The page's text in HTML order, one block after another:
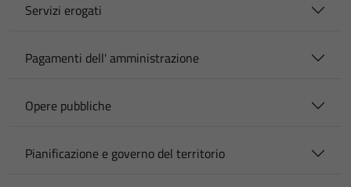
Servizi erogati
Pagamenti dell' amministrazione
Opere pubbliche
Pianificazione e governo del territorio